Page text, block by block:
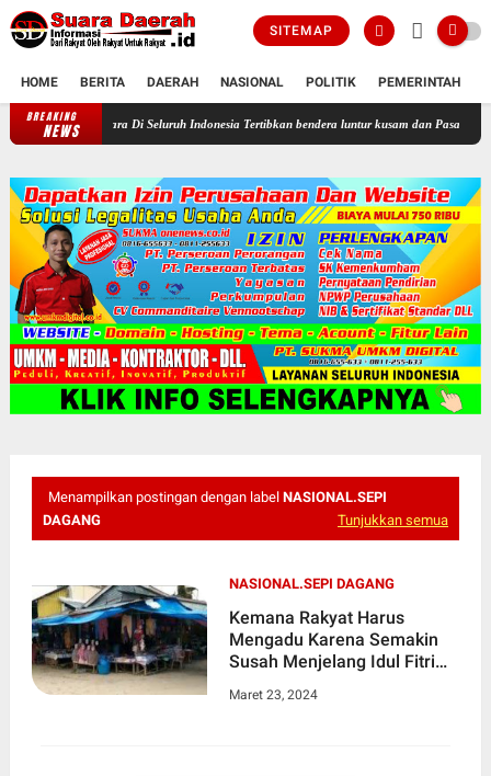
SITEMAP
HOME BERITA DAERAH NASIONAL POLITIK PEMERINTAH
BREAKING
NEWS Profesor Minta Presiden RI Perintahkan Semua Aparatur Negara Di
Menampilkan postingan dengan label NASIONAL.SEPI
DAGANG
Tunjukkan semua
NASIONAL.SEPI DAGANG
Kemana Rakyat Harus
Mengadu Karena Semakin
Susah Menjelang Idul Fitri
Kota Dan Kabupaten
Maret 23, 2024